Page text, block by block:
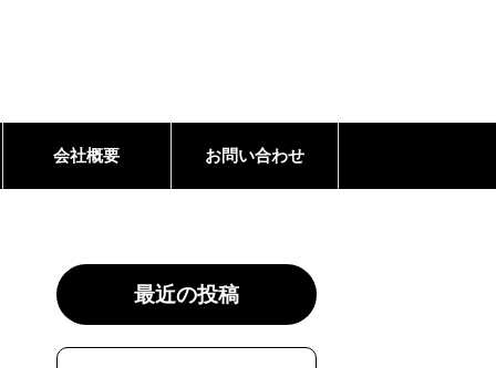
会社概要 お問い合わせ
最近の投稿